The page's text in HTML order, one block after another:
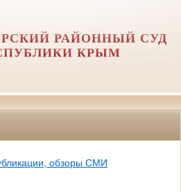
РАЙОННЫЙ СУД
КРЫМ
обзоры СМИ